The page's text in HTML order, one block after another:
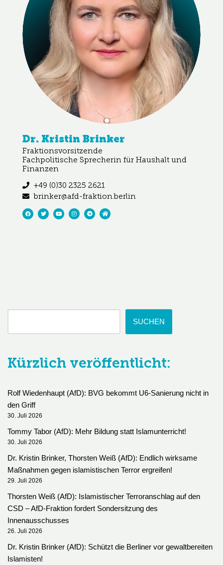
Dr. Kristin Brinker
Fraktionsvorsitzende
Fachpolitische Sprecherin für Haushalt und
Finanzen
+49 (0)30 2325 2621
brinker@afd-fraktion.berlin
SUCHEN
Kürzlich veröffentlicht:
Rolf Wiedenhaupt (AfD): BVG bekommt U6-Sanierung nicht in
den Griff
30. Juli 2026
Tommy Tabor (AfD): Mehr Bildung statt Islamunterricht!
30. Juli 2026
Dr. Kristin Brinker, Thorsten Weiß (AfD): Endlich wirksame
Maßnahmen gegen islamistischen Terror ergreifen!
29. Juli 2026
Thorsten Weiß (AfD): Islamistischer Terroranschlag auf den
CSD – AfD-Fraktion fordert Sondersitzung des
Innenausschusses
26. Juli 2026
Dr. Kristin Brinker (AfD): Schützt die Berliner vor gewaltbereiten
Islamisten!